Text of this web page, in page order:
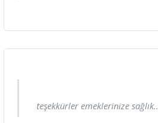
teşekkürler emeklerinize sağlık..